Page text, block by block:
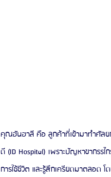
คุณฮันฮาลี คือ ลูกค้าที่เข้ามาทำศัลย
ดี (ID Hospital) เพราะปัญหาขากรรไ
การใช้ชีวิต และรู้สึกเครียดมาตลอด